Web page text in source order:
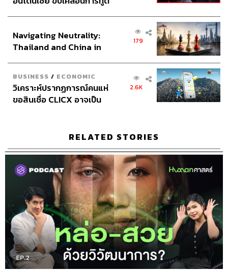
อินโดนีเซีย
Navigating Neutrality:
Thailand and China in
179
BUSINESS / ECONOMIC
วิเคราะห์ปรากฏการณ์คนแห่
ขอสินเชื่อ CLICX อาจเป็น
2.6K
RELATED STORIES